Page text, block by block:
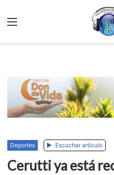
Deportes Escuchar artículo
Cerutti ya está